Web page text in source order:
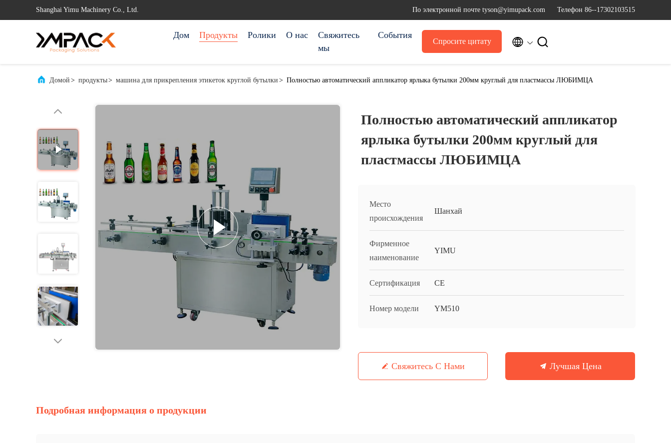
Shanghai Yimu Machinery Co., Ltd. По электронной почте tyson@yimupack.com Телефон 86--17302103515
Дом Продукты Ролики О нас
Свяжитесь
мы
События
Спросите цитату  
Домой > продукты> машина для прикрепления этикеток круглой бутылки > Полностью автоматический аппликатор ярлыка бутылки 200мм круглый для пластмассы ЛЮБИМЦА
Полностью автоматический аппликатор
ярлыка бутылки 200мм круглый для
пластмассы ЛЮБИМЦА
Место
происхождения
Шанхай
Фирменное
наименование
YIMU
Сертификация CE
Номер модели YM510
Свяжитесь С Нами Лучшая Цена
Подробная информация о продукции